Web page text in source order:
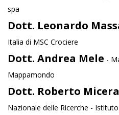
spa
Dott. Leonardo
Italia di MSC Crociere
Dott. Andrea Mele -
Mappamondo
Dott. Roberto Micera
Nazionale delle Ricerche -